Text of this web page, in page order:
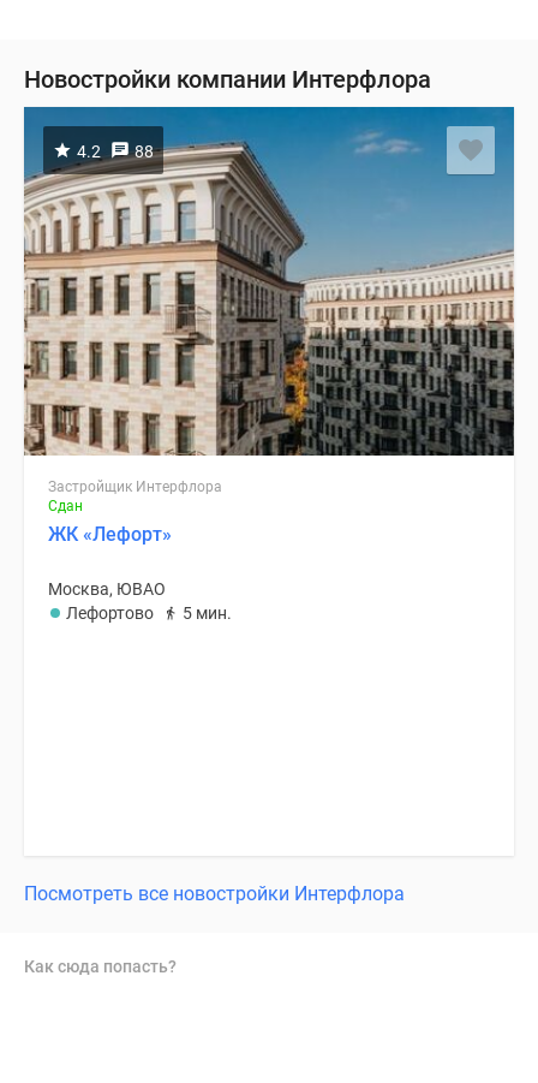
Новостройки компании Интерфлора
4.2 88
Застройщик Интерфлора
Сдан
ЖК «Лефорт»
Москва, ЮВАО
Лефортово
5 мин.
Посмотреть все новостройки Интерфлора
Как сюда попасть?